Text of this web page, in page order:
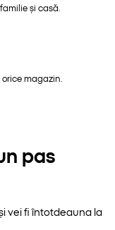
și casă.
magazin.
pas
vei fi întotdeauna la